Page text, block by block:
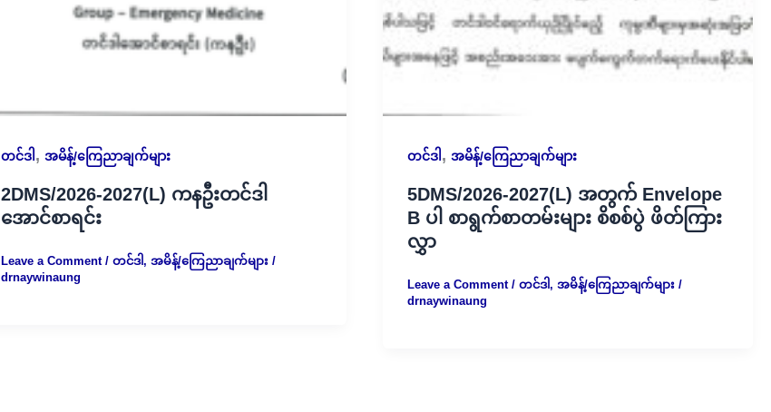
တင်ဒါ , အမိန့်/ကြေညာချက်များ
2DMS/2026-2027(L) ကနဦးတင်ဒါ
အောင်စာရင်း
Leave a Comment / တင်ဒါ, အမိန့်/ကြေညာချက်များ/
drnaywinaung
တင်ဒါ , အမိန့်/ကြေညာချက်များ
5DMS/2026-2027(L) အတွက် Envelope
B ပါ စာရွက်စာတမ်းများ စိစစ်ပွဲ ဖိတ်ကြား
လွှာ
Leave a Comment / တင်ဒါ, အမိန့်/ကြေညာချက်များ/
drnaywinaung